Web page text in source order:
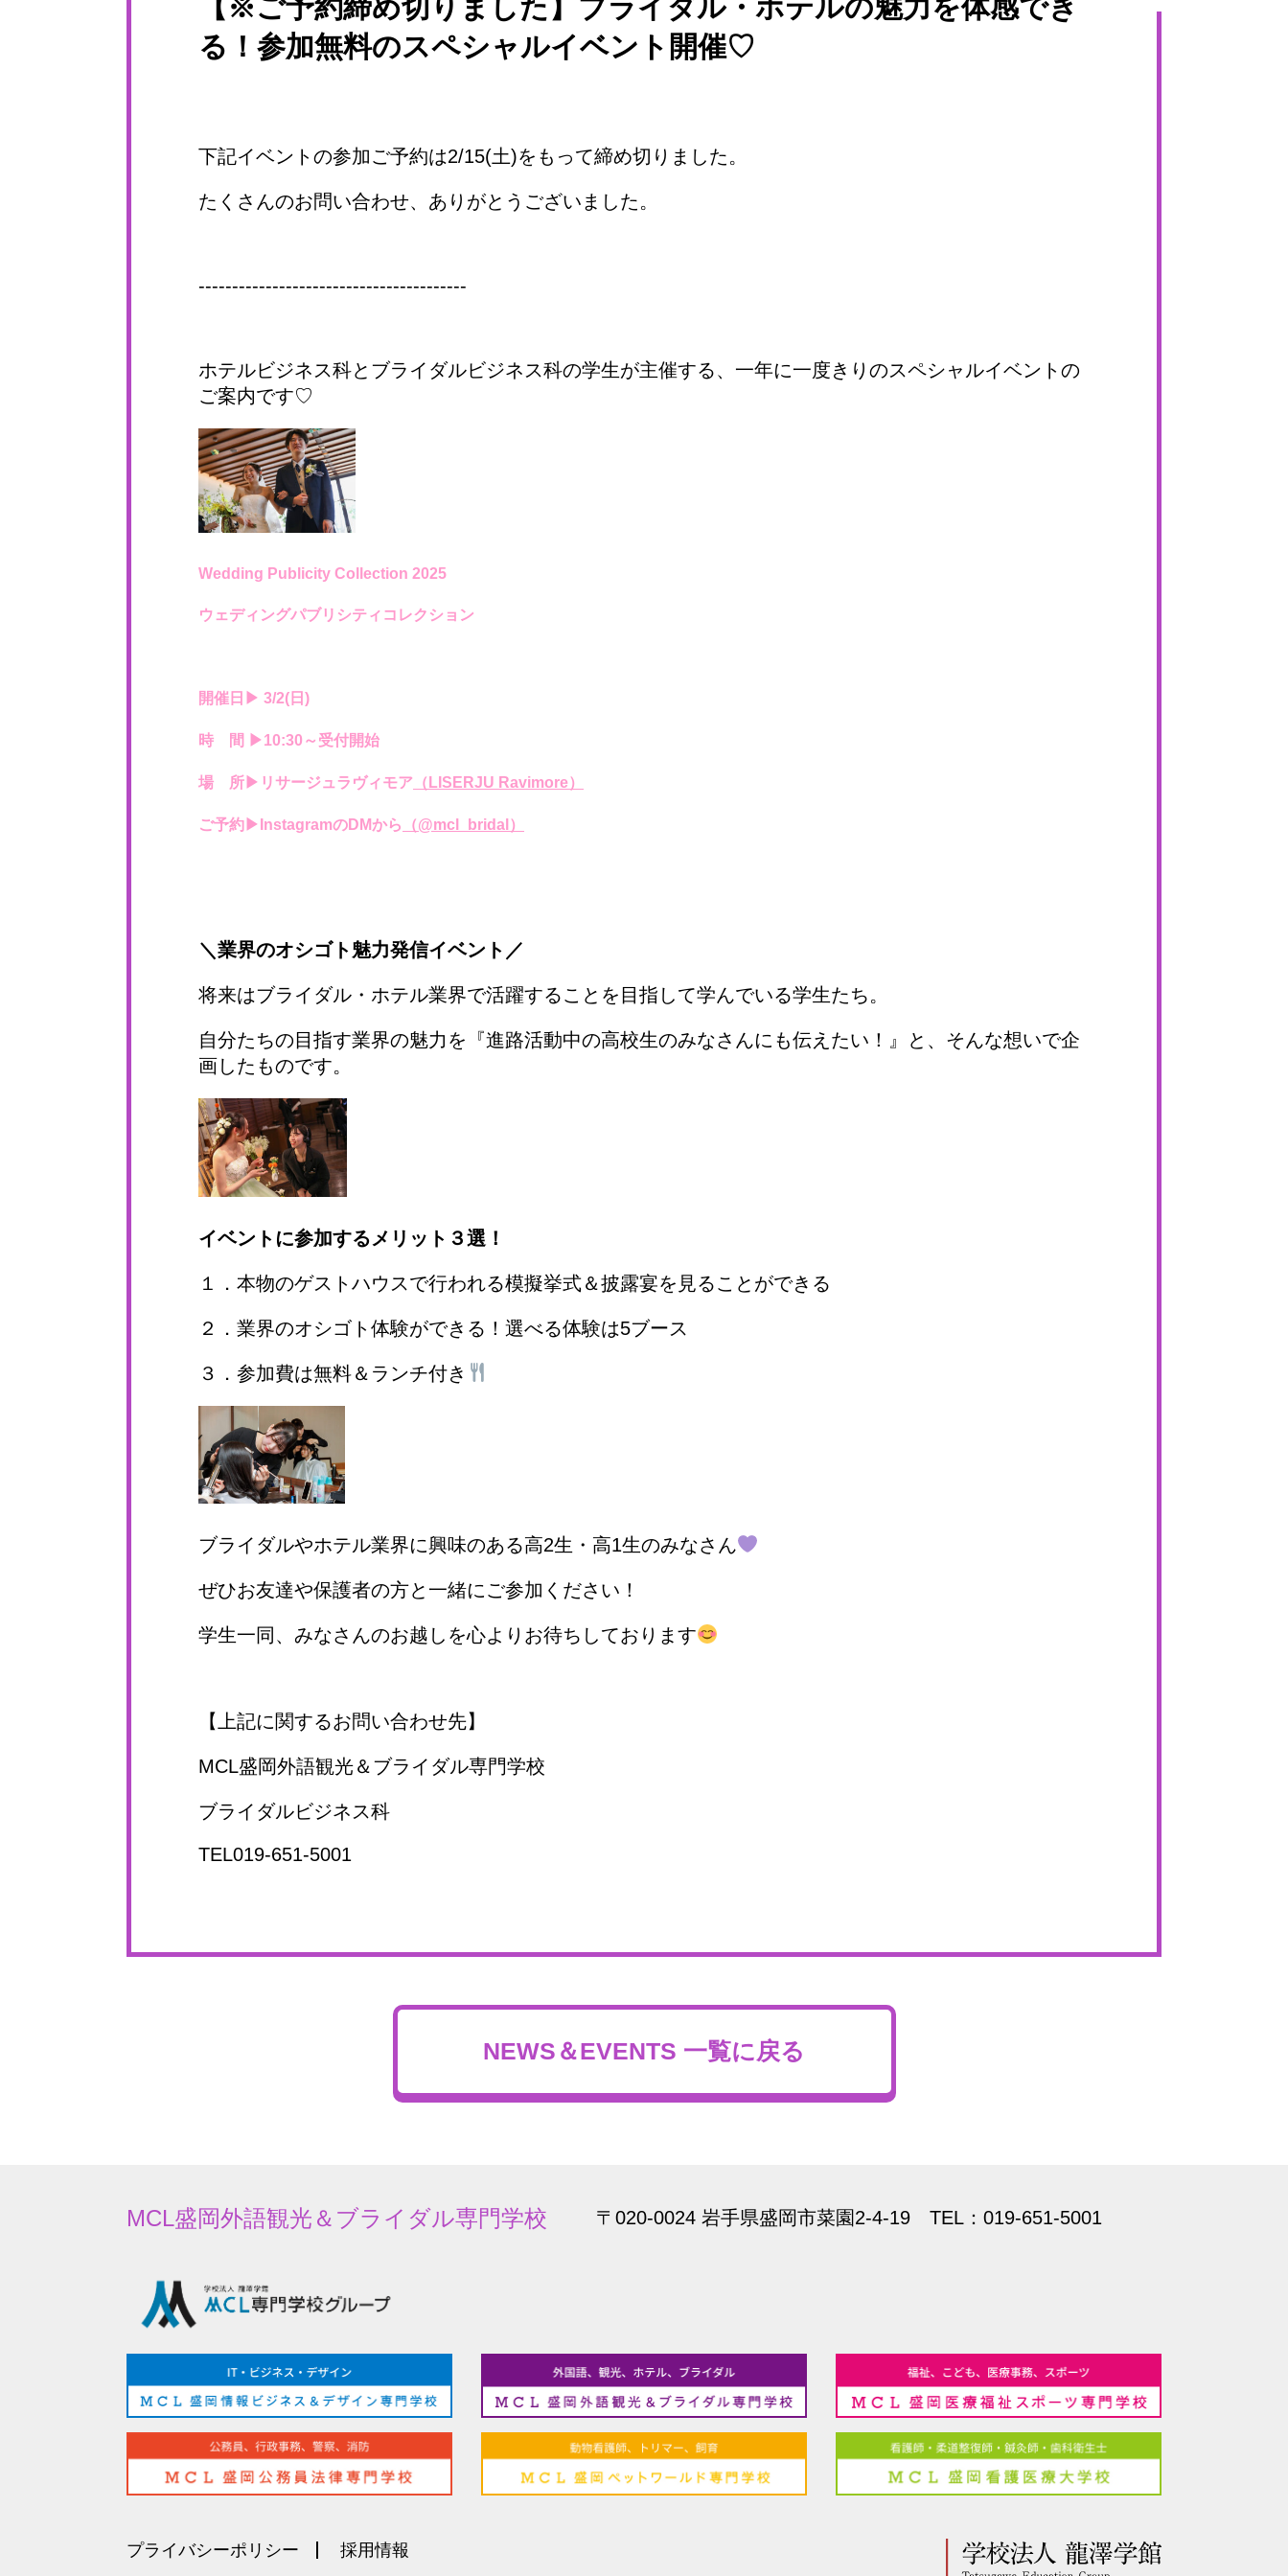
【※ご予約締め切りました】ブライダル・ホテルの魅力を体感でき
る！参加無料のスペシャルイベント開催♡
下記イベントの参加ご予約は2/15(土)をもって締め切りました。
たくさんのお問い合わせ、ありがとうございました。
----------------------------------------
ホテルビジネス科とブライダルビジネス科の学生が主催する、一年に一度きりのスペシャルイベントの
ご案内です♡
Wedding Publicity Collection 2025
ウェディングパブリシティコレクション
開催日▶ 3/2(日)
時 間 ▶10:30～受付開始
場 所▶リサージュラヴィモア （ LISERJU Ravimore）
ご予約▶InstagramのDMから （@mcl_bridal ）
＼業界のオシゴト魅力発信イベント／
将来はブライダル・ホテル業界で活躍することを目指して学んでいる学生たち。
自分たちの目指す業界の魅力を『進路活動中の高校生のみなさんにも伝えたい！』と、そんな想いで企
画したものです。
イベントに参加するメリット３選！
１．本物のゲストハウスで行われる模擬挙式＆披露宴を見ることができる
２．業界のオシゴト体験ができる！選べる体験は5ブース
３．参加費は無料＆ランチ付き
ブライダルやホテル業界に興味のある高2生・高1生のみなさん
ぜひお友達や保護者の方と一緒にご参加ください！
学生一同、みなさんのお越しを心よりお待ちしております
【上記に関するお問い合わせ先】
MCL盛岡外語観光＆ブライダル専門学校
ブライダルビジネス科
TEL019-651-5001
NEWS＆EVENTS 一覧に戻る
MCL盛岡外語観光＆ ブライダル専門学校 〒020-0024 岩手県盛岡市菜園2-4-19 TEL：019-651-5001
プライバシーポリシー 採用情報